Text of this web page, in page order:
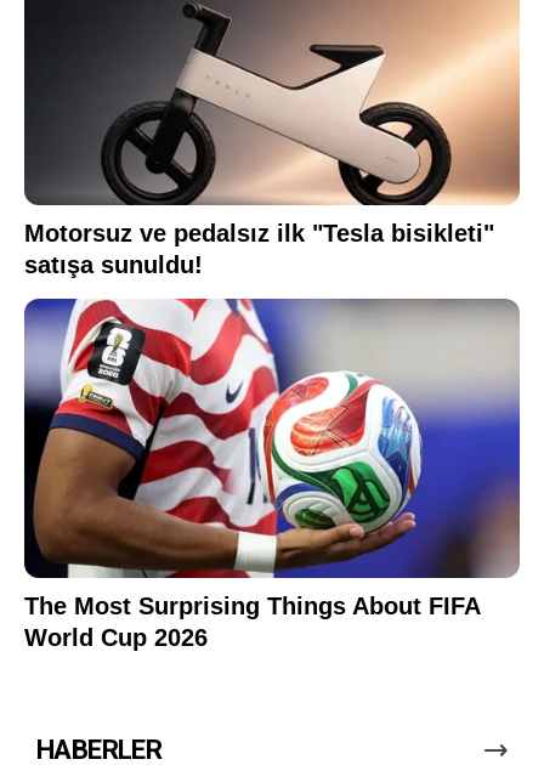
HABERLER